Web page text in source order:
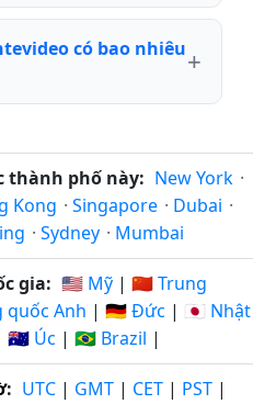
có bao nhiêu
thành phố này: New York ·
Kong · Singapore · Dubai ·
· Sydney · Mumbai
gia: 🇺🇸 Mỹ | 🇨🇳 Trung
quốc Anh | 🇩🇪 Đức | 🇯🇵 Nhật
🇦🇺 Úc | 🇧🇷 Brazil |
: UTC | GMT | CET | PST |